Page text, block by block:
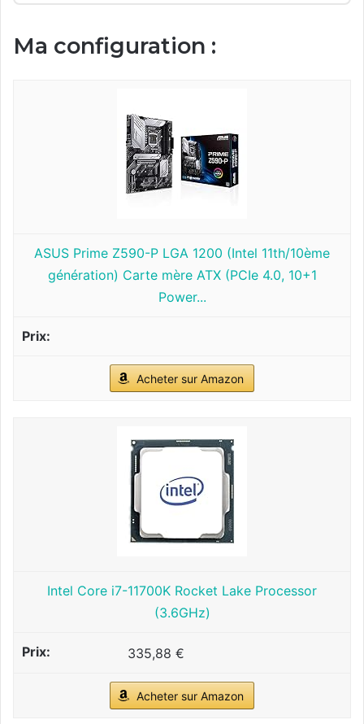
Ma configuration :
ASUS Prime Z590-P LGA 1200 (Intel 11th/10ème
génération) Carte mère ATX (PCIe 4.0, 10+1
Power...
Acheter sur Amazon
Intel Core i7-11700K Rocket Lake Processor
(3.6GHz)
335,88 €
Acheter sur Amazon